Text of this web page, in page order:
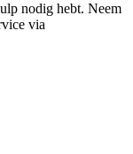
nodig hebt. Neem
via